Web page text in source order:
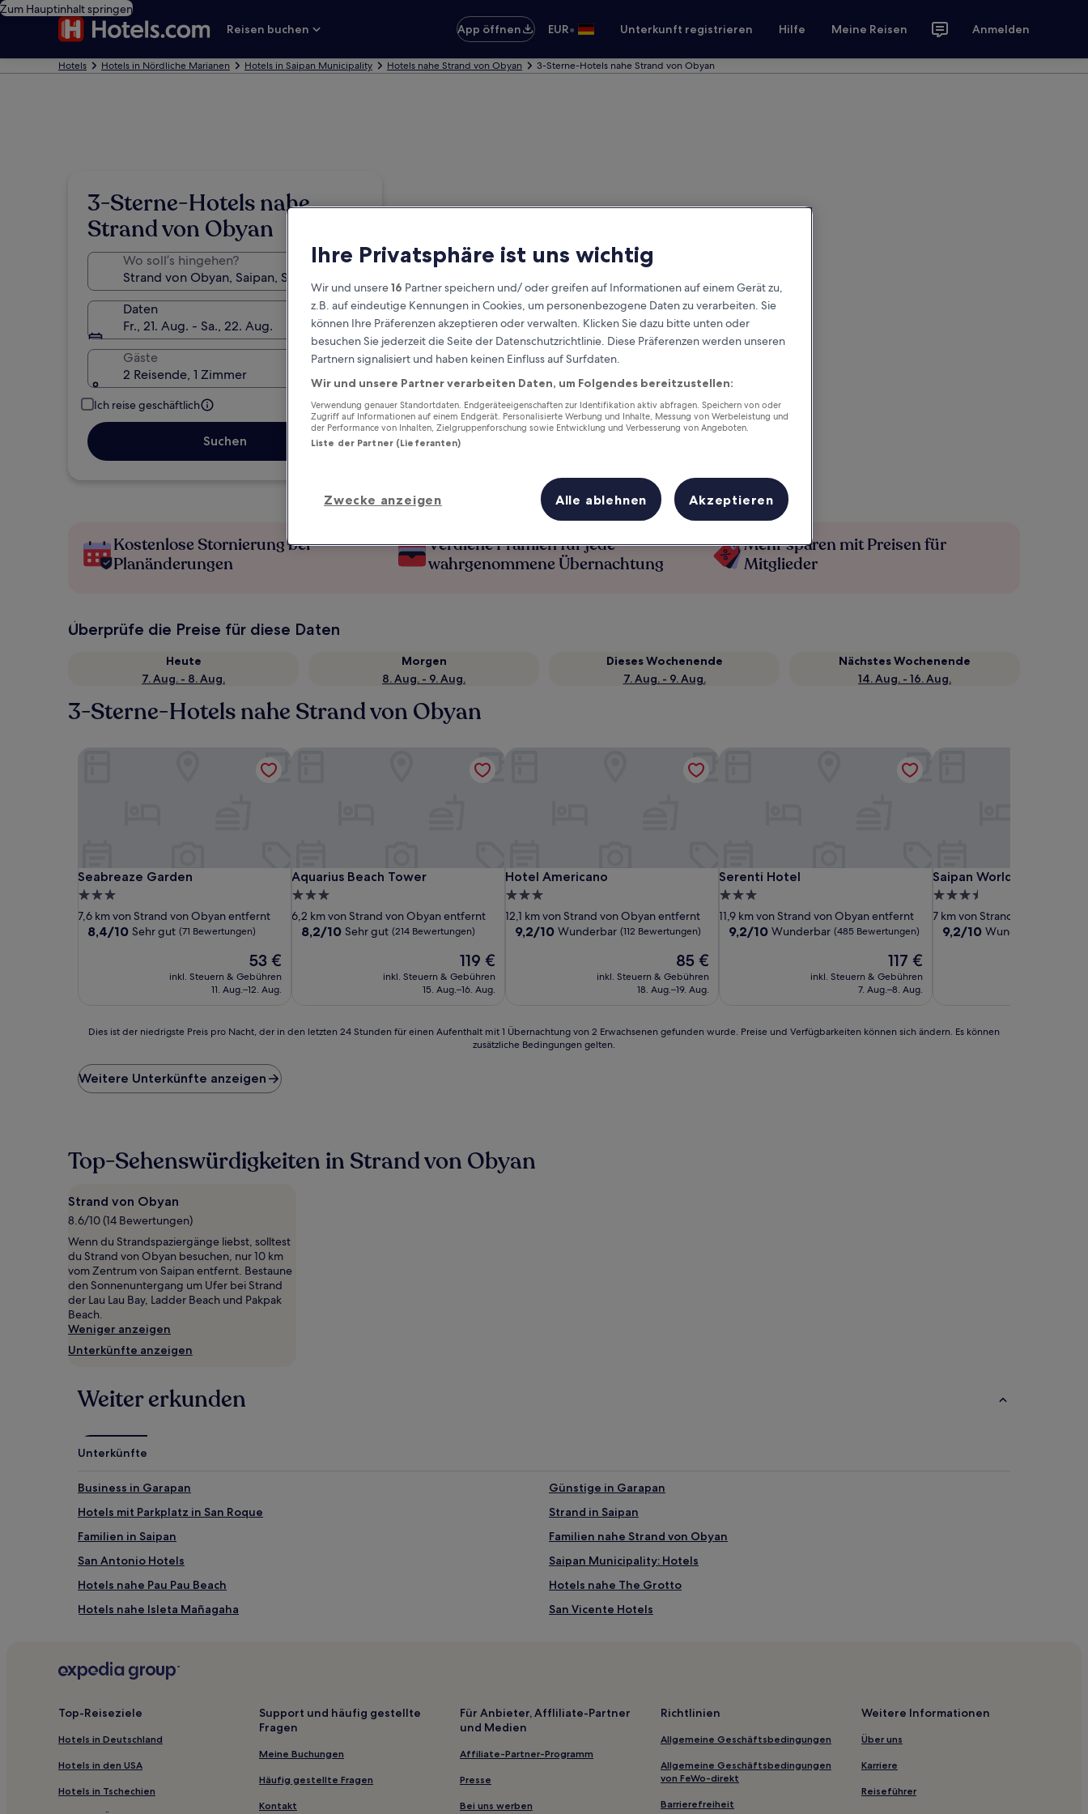
Zum Hauptinhalt springen
Reisen buchen
App öffnen EUR• Unterkunft registrieren Hilfe Meine Reisen Anmelden
Hotels Hotels in Nördliche Marianen Hotels in Saipan Municipality Hotels nahe Strand von Obyan 3-Sterne-Hotels nahe Strand von Obyan
3-Sterne-Hotels nahe
Strand von Obyan
Wo soll’s hingehen?
Daten
Fr., 21. Aug. - Sa., 22. Aug.
Gäste
2 Reisende, 1 Zimmer
Ich reise geschäftlich
Suchen
Kostenlose Stornierung bei
Planänderungen
Verdiene Prämien für jede
wahrgenommene Übernachtung
Mehr sparen mit Preisen für
Mitglieder
Überprüfe die Preise für diese Daten
Heute
7. Aug. - 8. Aug.
Morgen
8. Aug. - 9. Aug.
Dieses Wochenende
7. Aug. - 9. Aug.
Nächstes Wochenende
14. Aug. - 16. Aug.
3-Sterne-Hotels nahe Strand von Obyan
Seabreaze Garden
Seabreaze Garden
3.0-
Sterne-
Unterkunft
7,6 km von Strand von Obyan entfernt
8.4
8,4/10 Sehr gut (71 Bewertungen)
Der
Preis
beträgt
53 €
inkl. Steuern & Gebühren
11. Aug.–12. Aug.
Aquarius Beach Tower
Aquarius Beach Tower
3.0-
Sterne-
Unterkunft
6,2 km von Strand von Obyan entfernt
8.2
8,2/10 Sehr gut (214 Bewertungen)
Der
Preis
beträgt
119 €
inkl. Steuern & Gebühren
15. Aug.–16. Aug.
Hotel Americano
Hotel Americano
3.0-
Sterne-
Unterkunft
12,1 km von Strand von Obyan entfernt
9.2
9,2/10 Wunderbar (112 Bewertungen)
Der
Preis
beträgt
85 €
inkl. Steuern & Gebühren
18. Aug.–19. Aug.
Serenti Hotel
Serenti Hotel
3.0-
Sterne-
Unterkunft
11,9 km von Strand von Obyan entfernt
9.2
9,2/10 Wunderbar (485 Bewertungen)
Der
Preis
beträgt
117 €
inkl. Steuern & Gebühren
7. Aug.–8. Aug.
Saipan World Resort
Saipan World Resort
3.5-
Sterne-
Unterkunft
7 km von Strand von Obyan
9.2
9,2/10 Wunderbar
Dies
niedrigste
Preis
den
letzten
für
einen
Aufenthalt
mit
1 Übernachtung
von
2 Erwachsenen
gefunden
wurde.
Preise
und
sich
ändern.
können
zusätzliche
gelten.
Dies ist der niedrigste Preis pro Nacht, der in den letzten 24 Stunden für einen Aufenthalt mit 1 Übernachtung von 2 Erwachsenen gefunden wurde. Preise und Verfügbarkeiten können sich ändern. Es können
zusätzliche Bedingungen gelten.
Weitere Unterkünfte anzeigen
Top-Sehenswürdigkeiten in Strand von Obyan
Strand von Obyan
8.6/10 (14 Bewertungen)
Wenn du Strandspaziergänge liebst, solltest
du Strand von Obyan besuchen, nur 10 km
vom Zentrum von Saipan entfernt. Bestaune
den Sonnenuntergang um Ufer bei Strand
der Lau Lau Bay, Ladder Beach und Pakpak
Beach.
Weniger anzeigen
Unterkünfte anzeigen
Weiter erkunden
Unterkünfte
Business in Garapan
Günstige in Garapan
Hotels mit Parkplatz in San Roque
Strand in Saipan
Familien in Saipan
Familien nahe Strand von Obyan
San Antonio Hotels
Saipan Municipality: Hotels
Hotels nahe Pau Pau Beach
Hotels nahe The Grotto
Hotels nahe Isleta Mañagaha
San Vicente Hotels
Top-Reiseziele
Hotels in Deutschland
Hotels in den USA
Hotels in Tschechien
Support und häufig gestellte
Fragen
Meine Buchungen
Häufig gestellte Fragen
Kontakt
Für Anbieter, Affliliate-Partner
und Medien
Affiliate-Partner-Programm
Presse
Bei uns werben
Richtlinien
Allgemeine Geschäftsbedingungen
Allgemeine Geschäftsbedingungen
von FeWo-direkt
Barrierefreiheit
Weitere Informationen
Über uns
Karriere
Reiseführer
Ihre Privatsphäre ist uns wichtig
Wir und unsere16 Partner speichern und/ oder greifen auf Informationen auf einem Gerät zu,
z.B. auf eindeutige Kennungen in Cookies, um personenbezogene Daten zu verarbeiten. Sie
können Ihre Präferenzen akzeptieren oder verwalten. Klicken Sie dazu bitte unten oder
besuchen Sie jederzeit die Seite der Datenschutzrichtlinie. Diese Präferenzen werden unseren
Partnern signalisiert und haben keinen Einfluss auf Surfdaten.
Wir und unsere Partner verarbeiten Daten, um Folgendes bereitzustellen:
Verwendung genauer Standortdaten. Endgeräteeigenschaften zur Identifikation aktiv abfragen. Speichern von oder
Zugriff auf Informationen auf einem Endgerät. Personalisierte Werbung und Inhalte, Messung von Werbeleistung und
der Performance von Inhalten, Zielgruppenforschung sowie Entwicklung und Verbesserung von Angeboten.
Liste der Partner (Lieferanten)
Zwecke anzeigen Alle ablehnen Akzeptieren